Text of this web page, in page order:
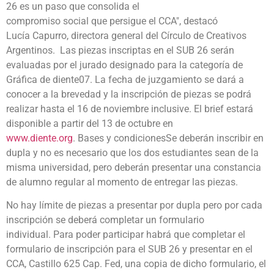
26 es un paso que consolida el
compromiso social que persigue el CCA", destacó
Lucía Capurro, directora general del Círculo de Creativos
Argentinos. Las piezas inscriptas en el SUB 26 serán
evaluadas por el jurado designado para la categoría de
Gráfica de diente07. La fecha de juzgamiento se dará a
conocer a la brevedad y la inscripción de piezas se podrá
realizar hasta el 16 de noviembre inclusive. El brief estará
disponible a partir del 13 de octubre en
www.diente.org. Bases y condicionesSe deberán inscribir en
dupla y no es necesario que los dos estudiantes sean de la
misma universidad, pero deberán presentar una constancia
de alumno regular al momento de entregar las piezas.
No hay límite de piezas a presentar por dupla pero por cada
inscripción se deberá completar un formulario
individual. Para poder participar habrá que completar el
formulario de inscripción para el SUB 26 y presentar en el
CCA, Castillo 625 Cap. Fed, una copia de dicho formulario, el